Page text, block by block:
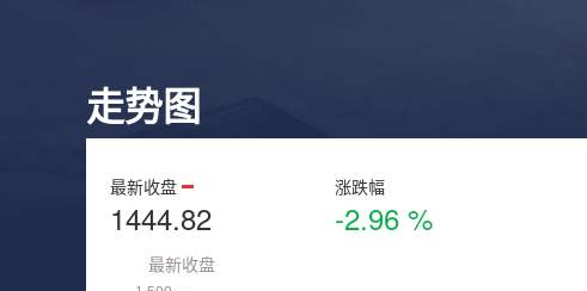
走势图
最新收盘
1444.82
涨跌幅
-2.96 %